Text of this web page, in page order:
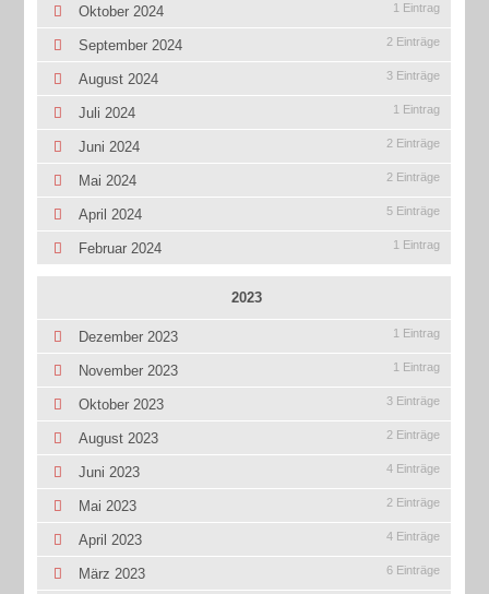
Oktober 2024 1 Eintrag
September 2024 2 Einträge
August 2024 3 Einträge
Juli 2024 1 Eintrag
Juni 2024 2 Einträge
Mai 2024 2 Einträge
April 2024 5 Einträge
Februar 2024 1 Eintrag
2023
Dezember 2023 1 Eintrag
November 2023 1 Eintrag
Oktober 2023 3 Einträge
August 2023 2 Einträge
Juni 2023 4 Einträge
Mai 2023 2 Einträge
April 2023 4 Einträge
März 2023 6 Einträge